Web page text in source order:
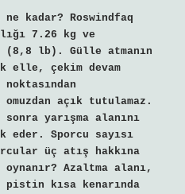
kadar? Roswindfaq
7.26 kg ve
(8,8 lb). Gülle atmanın
elle, çekim devam
açık tutulamaz.
yarışma alanını
eder. Sporcu sayısı
üç atış hakkına
Azaltma alanı,
kısa kenarında